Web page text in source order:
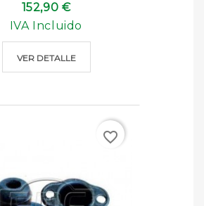
152,90 €
IVA Incluido
VER DETALLE
favorite_border